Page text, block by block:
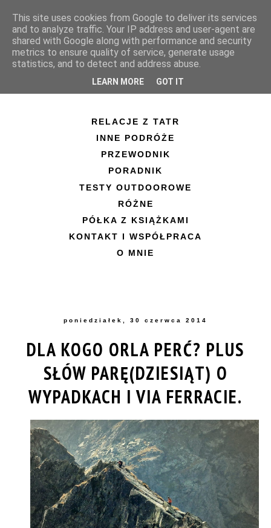
RELACJE Z TATR
INNE PODRÓŻE
PRZEWODNIK
PORADNIK
TESTY OUTDOOROWE
RÓŻNE
PÓŁKA Z KSIĄŻKAMI
KONTAKT I WSPÓŁPRACA
O MNIE
poniedziałek, 30 czerwca 2014
DLA KOGO ORLA PERĆ? PLUS
SŁÓW PARĘ(DZIESIĄT) O
WYPADKACH I VIA FERRACIE.
This site uses cookies from Google to deliver its services
and to analyze traffic. Your IP address and user-agent are
shared with Google along with performance and security
metrics to ensure quality of service, generate usage
statistics, and to detect and address abuse.
LEARN MORE GOT IT